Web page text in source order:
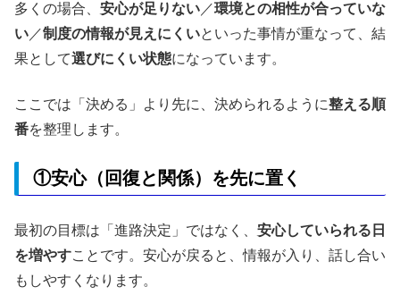
多くの場合、 安心が足りない ／環境との相性が合っていな
い ／制度の情報が見えにくいといった事情が重なって、結
果として選びにくい状態になっています。
ここでは「決める」より先に、決められるように整える順
番を整理します。
①安心（回復と関係）を先に置く
最初の目標は「進路決定」ではなく、 安心していられる日
を増やすことです。安心が戻ると、情報が入り、話し合い
もしやすくなります。